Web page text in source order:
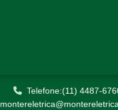
Telefone:(11) 4487-